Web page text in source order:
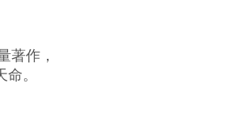
著作，
。